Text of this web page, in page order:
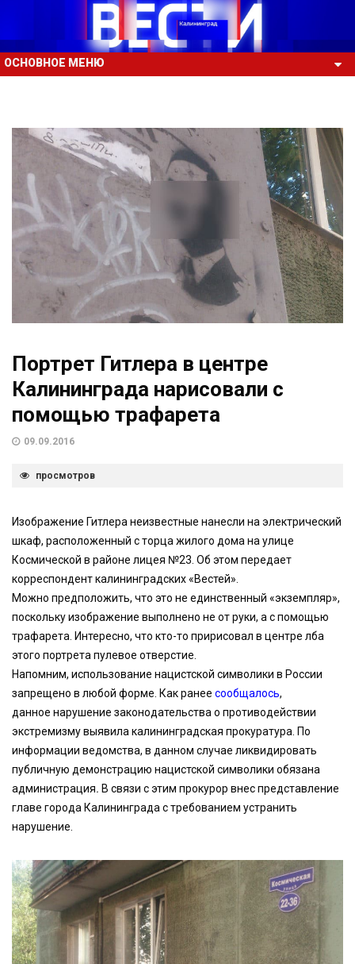
ОСНОВНОЕ МЕНЮ
Портрет Гитлера в центре
Калининграда нарисовали с
помощью трафарета
09.09.2016
просмотров
Изображение Гитлера неизвестные нанесли на электрический
шкаф, расположенный с торца жилого дома на улице
Космической в районе лицея №23. Об этом передает
корреспондент калининградских «Вестей».
Можно предположить, что это не единственный «экземпляр»,
поскольку изображение выполнено не от руки, а с помощью
трафарета. Интересно, что кто-то пририсовал в центре лба
этого портрета пулевое отверстие.
Напомним, использование нацистской символики в России
запрещено в любой форме. Как ранее сообщалось,
данное нарушение законодательства о противодействии
экстремизму выявила калининградская прокуратура. По
информации ведомства, в данном случае ликвидировать
публичную демонстрацию нацистской символики обязана
администрация. В связи с этим прокурор внес представление
главе города Калининграда с требованием устранить
нарушение.